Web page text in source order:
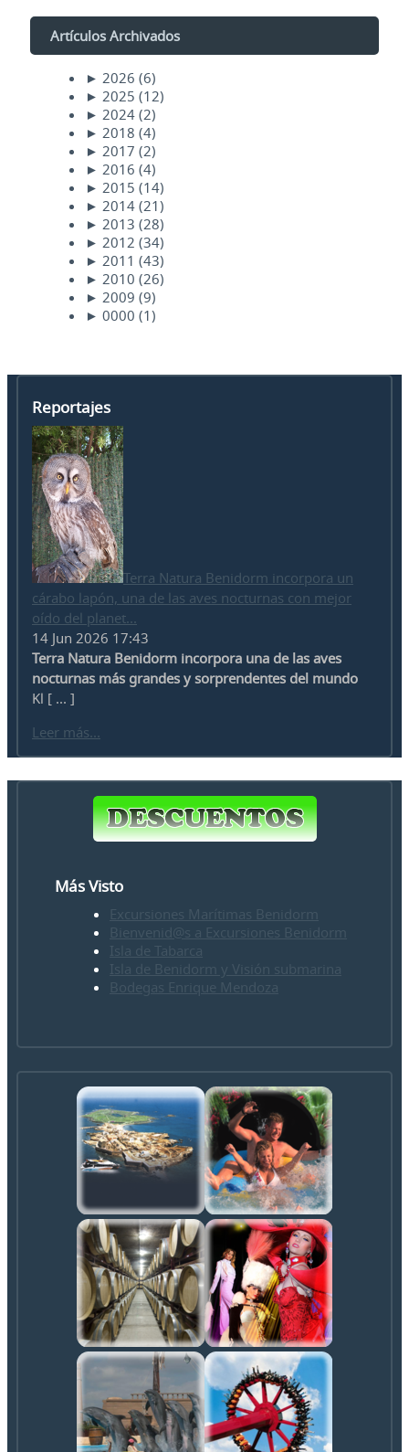
Artículos Archivados
► 2026 (6)
► 2025 (12)
► 2024 (2)
► 2018 (4)
► 2017 (2)
► 2016 (4)
► 2015 (14)
► 2014 (21)
► 2013 (28)
► 2012 (34)
► 2011 (43)
► 2010 (26)
► 2009 (9)
► 0000 (1)
Reportajes
Terra Natura Benidorm incorpora un
cárabo lapón, una de las aves nocturnas con mejor
oído del planet...
14 Jun 2026 17:43
Terra Natura Benidorm incorpora una de las aves
nocturnas más grandes y sorprendentes del mundo
Kl [ ... ]
Leer más...
Más Visto
Excursiones Marítimas Benidorm
Bienvenid@s a Excursiones Benidorm
Isla de Tabarca
Isla de Benidorm y Visión submarina
Bodegas Enrique Mendoza